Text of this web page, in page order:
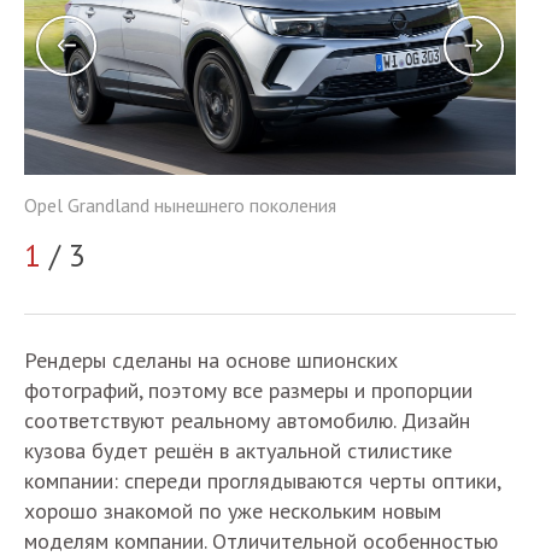
Opel Grandland нынешнего поколения
1 / 3
Рендеры сделаны на основе шпионских
фотографий, поэтому все размеры и пропорции
соответствуют реальному автомобилю. Дизайн
кузова будет решён в актуальной стилистике
компании: спереди проглядываются черты оптики,
хорошо знакомой по уже нескольким новым
моделям компании. Отличительной особенностью